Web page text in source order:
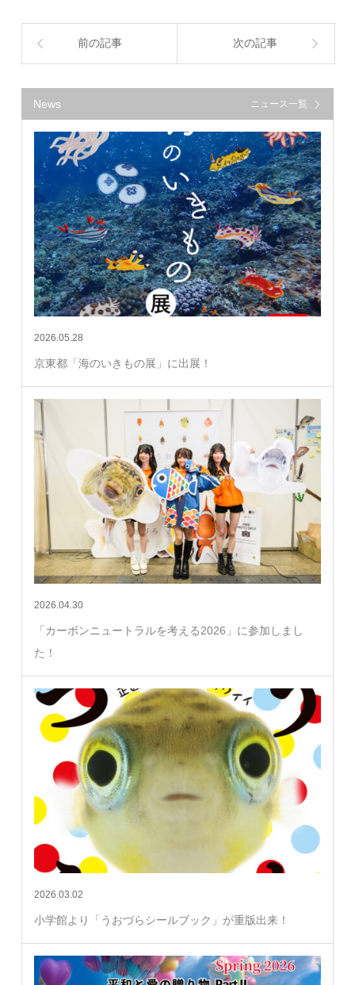
前の記事 次の記事
News ニュース一覧
2026.05.28
京東都「海のいきもの展」に出展！
2026.04.30
「カーボンニュートラルを考える2026」に参加しまし
た！
2026.03.02
小学館より「うおづらシールブック」が重版出来！